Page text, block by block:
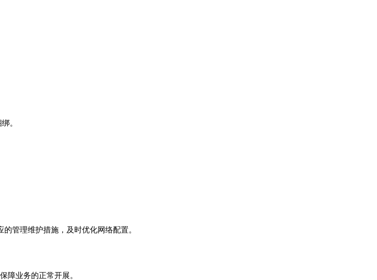
。
管理维护措施，及时优化网络配置。
障业务的正常开展。